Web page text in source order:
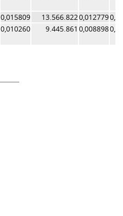
0,015809 13.566.8220,012779
0,010260 9.445.861 0,008898